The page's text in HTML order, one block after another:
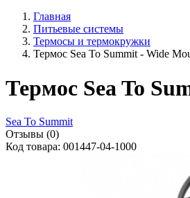
Главная
Питьевые системы
Термосы и термокружки
Термос Sea To Summit - Wide
Термос Sea To
Sea To Summit
Отзывы (0)
Код товара: 001447-04-1000